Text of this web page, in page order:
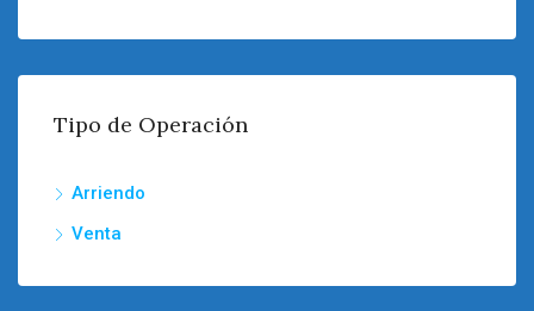
Tipo de Operación
Arriendo
Venta